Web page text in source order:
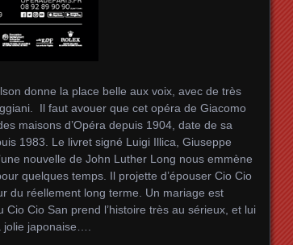
donne la place belle aux voix, avec de très
Il faut avouer que cet opéra de Giacomo
maisons d’Opéra depuis 1904, date de sa
1983. Le livret signé Luigi Illica, Giuseppe
nouvelle de John Luther Long nous emmène
quelques temps. Il projette d’épouser Cio Cio
du réellement long terme. Un mariage est
Cio San prend l’histoire très au sérieux, et lui
japonaise….